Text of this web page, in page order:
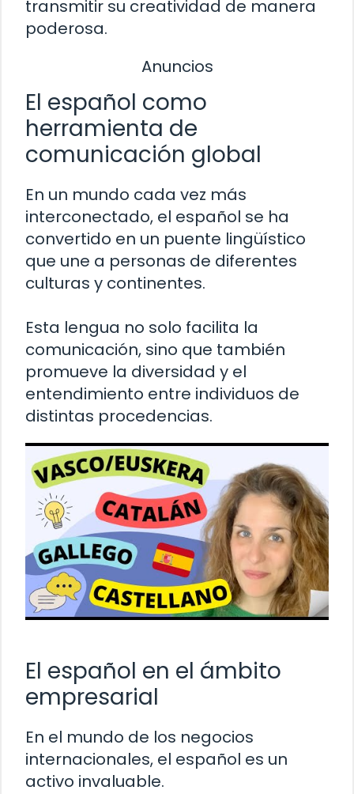
transmitir su creatividad de manera
poderosa.
Anuncios
El español como
herramienta de
comunicación global
En un mundo cada vez más
interconectado, el español se ha
convertido en un puente lingüístico
que une a personas de diferentes
culturas y continentes.
Esta lengua no solo facilita la
comunicación, sino que también
promueve la diversidad y el
entendimiento entre individuos de
distintas procedencias.
El español en el ámbito
empresarial
En el mundo de los negocios
internacionales, el español es un
activo invaluable.